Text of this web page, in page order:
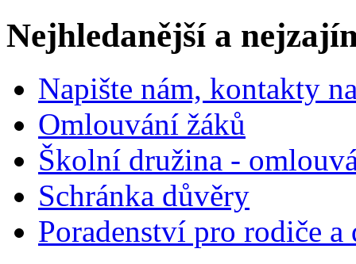
Nejhledanější a
Napište nám, kontakty
Omlouvání žáků
Školní družina -
Schránka důvěry
Poradenství pro rodiče